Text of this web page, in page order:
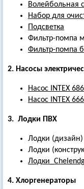
Волейбольная
Набор для
Подсветка
Фильтр-помпа
Фильтр-помпа
2. Насосы
Насос INTEX
Насос INTEX
3. Лодки ПВХ
Лодки (дизайн)
Лодки
4. Хлоргенераторы